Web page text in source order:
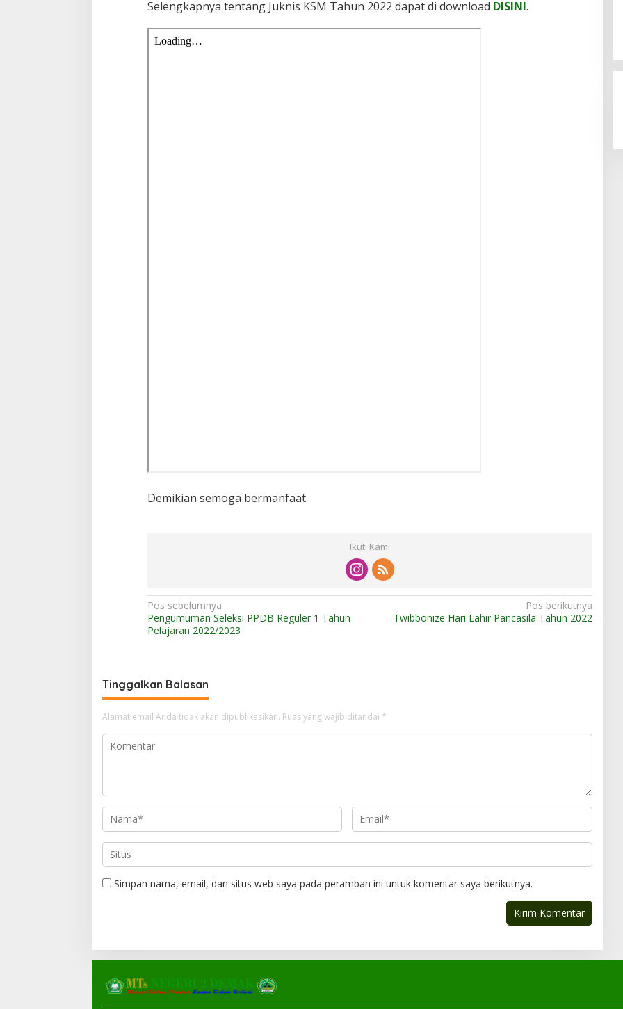
Selengkapnya tentang Juknis KSM Tahun 2022 dapat di download DISINI.
Demikian semoga bermanfaat.
Ikuti Kami
N
a
g
a
s
i
s
Pos sebelumnya
Pengumuman Seleksi PPDB Reguler 1 Tahun
Pelajaran 2022/2023
Pos berikutnya
Twibbonize Hari Lahir Pancasila Tahun 2022
Tinggalkan Balasan
Alamat email Anda tidak akan dipublikasikan. Ruas yang wajib ditandai *
Simpan nama, email, dan situs web saya pada peramban ini untuk komentar saya berikutnya.